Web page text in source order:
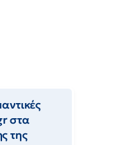
στα
της